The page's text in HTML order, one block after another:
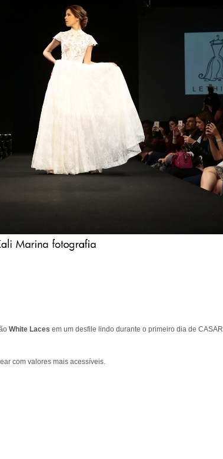
White Laces em um desfile lindo durante o primeiro dia de CASAR
com valores mais acessíveis.